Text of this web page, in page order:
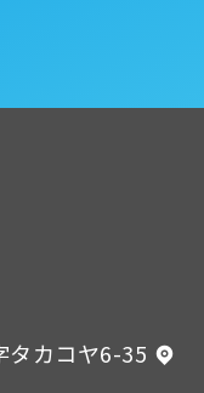
タカコヤ6-35